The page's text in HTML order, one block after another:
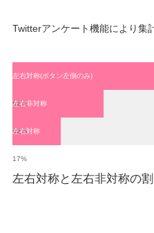
Twitterアンケート機能により集計
左右対称(ボタン左側のみ)
51%
左右非対称
32%
左右対称
17%
左右対称と左右非対称の割